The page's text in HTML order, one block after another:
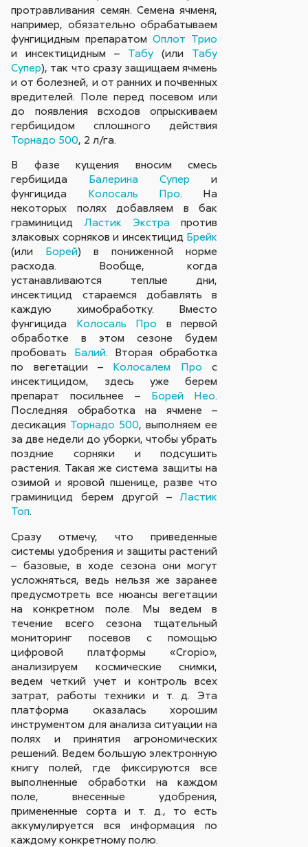
протравливания семян. Семена ячменя,
например, обязательно обрабатываем
фунгицидным препаратомОплот Трио
и инсектицидным – Табу (или Табу
Супер), так что сразу защищаем ячмень
и от болезней, и от ранних и почвенных
вредителей. Поле перед посевом или
до появления всходов опрыскиваем
гербицидом сплошного действия
Торнадо 500, 2 л/га.
В фазе кущения вносим смесь
гербицида Балерина Супер и
фунгицида Колосаль Про. На
некоторых полях добавляем в бак
граминицидЛастик Экстрапротив
злаковых сорняков и инсектицид Брейк
(или Борей) в пониженной норме
расхода. Вообще, когда
устанавливаются теплые дни,
инсектицид стараемся добавлять в
каждую химобработку. Вместо
фунгицида Колосаль Про в первой
обработке в этом сезоне будем
пробовать Балий. Вторая обработка
по вегетации – Колосалем Про с
инсектицидом, здесь уже берем
препарат посильнее – Борей Нео.
Последняя обработка на ячмене –
десикация Торнадо 500, выполняем ее
за две недели до уборки, чтобы убрать
поздние сорняки и подсушить
растения. Такая же система защиты на
озимой и яровой пшенице, разве что
граминицид берем другой –Ластик
Топ.
Сразу отмечу, что приведенные
системы удобрения и защиты растений
– базовые, в ходе сезона они могут
усложняться, ведь нельзя же заранее
предусмотреть все нюансы вегетации
на конкретном поле. Мы ведем в
течение всего сезона тщательный
мониторинг посевов с помощью
цифровой платформы «Cropio»,
анализируем космические снимки,
ведем четкий учет и контроль всех
затрат, работы техники и т. д. Эта
платформа оказалась хорошим
инструментом для анализа ситуации на
полях и принятия агрономических
решений. Ведем большую электронную
книгу полей, где фиксируются все
выполненные обработки на каждом
поле, внесенные удобрения,
примененные сорта и т. д., то есть
аккумулируется вся информация по
каждому конкретному полю.